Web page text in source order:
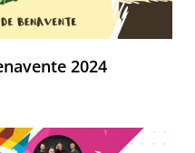
2024